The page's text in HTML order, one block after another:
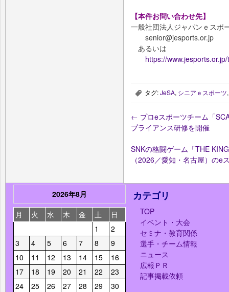
【本件お問い合わせ先】
一般社団法人ジャパンｅス
senior@jesports.or.jp
あるいは
https://
, タグ:JeSA, シニアｅスポーツ
← プロeスポーツチーム「
プライアンス研修を開催
SNKの格闘ゲーム「THE
（2026／愛知・名古屋）の
2026年8月
月
火 水 木 金 土
日
1
2
3
4 5 6 7 8
9
10
11 12 13 14 15
16
17
18 19 20 21 22
23
24
25 26 27 28 29
30
カテゴリ
TOP
イベント・大会
セミナ・教育関係
選手・チーム情報
ニュース
広報ＰＲ
記事掲載依頼